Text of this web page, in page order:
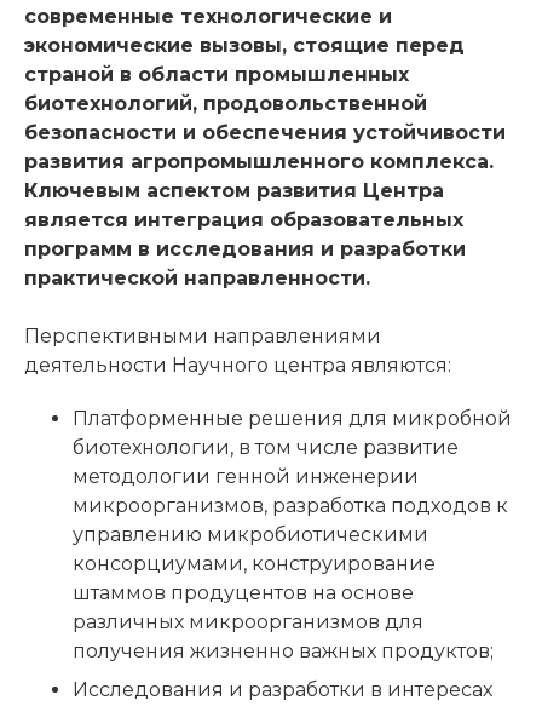
современные технологические и
экономические вызовы, стоящие перед
страной в области промышленных
биотехнологий, продовольственной
безопасности и обеспечения устойчивости
развития агропромышленного комплекса.
Ключевым аспектом развития Центра
является интеграция образовательных
программ в исследования и разработки
практической направленности.
Перспективными направлениями
деятельности Научного центра являются:
Платформенные решения для микробной
биотехнологии, в том числе развитие
методологии генной инженерии
микроорганизмов, разработка подходов к
управлению микробиотическими
консорциумами, конструирование
штаммов продуцентов на основе
различных микроорганизмов для
получения жизненно важных продуктов;
Исследования и разработки в интересах